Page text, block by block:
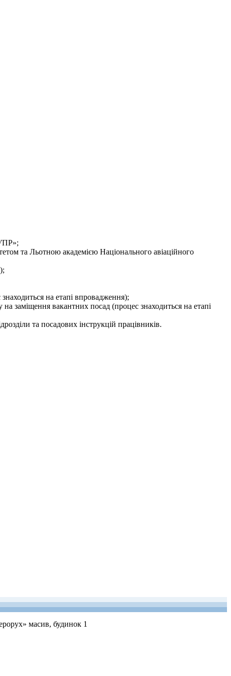
та Льотною академією Національного авіаційного
на етапі впровадження);
заміщення вакантних посад (процес знаходиться на етапі
та посадових інструкцій працівників.
масив, будинок 1